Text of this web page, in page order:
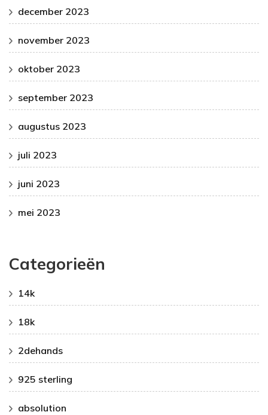
december 2023
november 2023
oktober 2023
september 2023
augustus 2023
juli 2023
juni 2023
mei 2023
Categorieën
14k
18k
2dehands
925 sterling
absolution